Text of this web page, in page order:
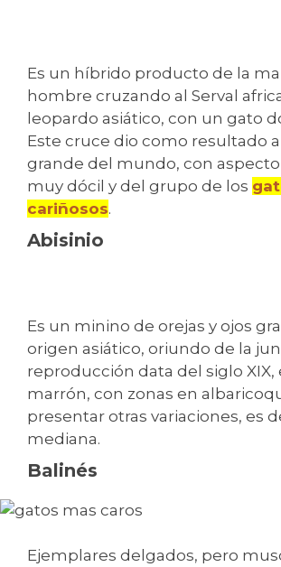
Es un híbrido producto de la
hombre cruzando al Serval
leopardo asiático, con un gato
Este cruce dio como resultado
grande del mundo, con aspecto
muy dócil y del grupo de los
cariñosos.
Abisinio
Es un minino de orejas y ojos
origen asiático, oriundo de la
reproducción data del siglo XIX,
marrón, con zonas en
presentar otras variaciones, es
mediana.
Balinés
Ejemplares delgados, pero